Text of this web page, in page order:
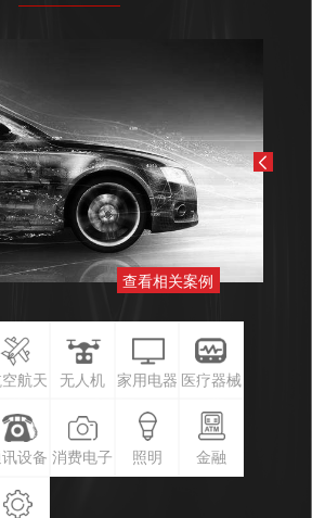
查看相关案例
航天 无人机 家用电器 医疗器械
设备 消费电子 照明 金融